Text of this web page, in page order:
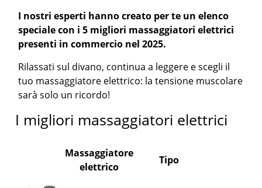
I nostri esperti hanno creato per te un elenco
speciale con i 5 migliori massaggiatori elettrici
presenti in commercio nel 2025.
Rilassati sul divano, continua a leggere e scegli il
tuo massaggiatore elettrico: la tensione muscolare
sarà solo un ricordo!
I migliori massaggiatori elettrici
Massaggiatore
elettrico
Tipo